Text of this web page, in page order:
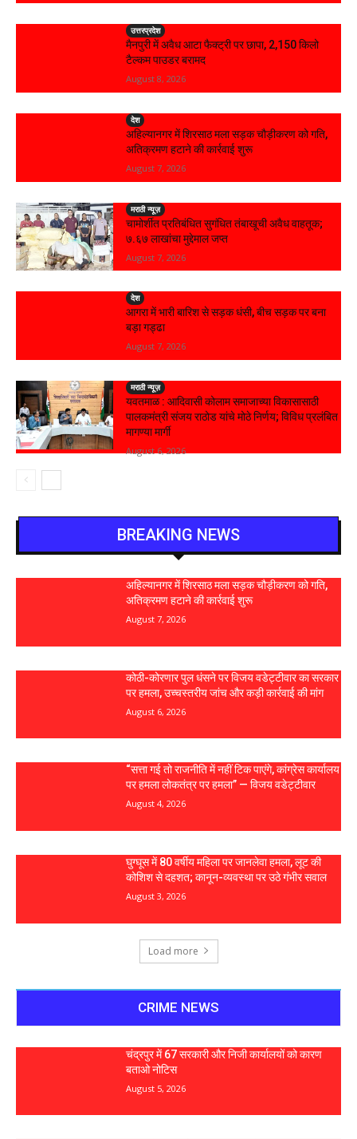
उत्तरप्रदेश
मैनपुरी में अवैध आटा फैक्ट्री पर छापा, 2,150 किलो
टैल्कम पाउडर बरामद
August 8, 2026
देश
अहिल्यानगर में शिरसाठ मला सड़क चौड़ीकरण को गति,
अतिक्रमण हटाने की कार्रवाई शुरू
August 7, 2026
मराठी न्यूज़
चामोर्शीत प्रतिबंधित सुगंधित तंबाखूची अवैध वाहतूक;
₹७.६७ लाखांचा मुद्देमाल जप्त
August 7, 2026
देश
आगरा में भारी बारिश से सड़क धंसी, बीच सड़क पर बना
बड़ा गड्ढा
August 7, 2026
मराठी न्यूज़
यवतमाळ : आदिवासी कोलाम समाजाच्या विकासासाठी
पालकमंत्री संजय राठोड यांचे मोठे निर्णय; विविध प्रलंबित
मागण्या मार्गी
August 6, 2026
BREAKING NEWS
अहिल्यानगर में शिरसाठ मला सड़क चौड़ीकरण को गति,
अतिक्रमण हटाने की कार्रवाई शुरू
August 7, 2026
कोठी-कोरणार पुल धंसने पर विजय वडेट्टीवार का सरकार
पर हमला, उच्चस्तरीय जांच और कड़ी कार्रवाई की मांग
August 6, 2026
“सत्ता गई तो राजनीति में नहीं टिक पाएंगे, कांग्रेस कार्यालय
पर हमला लोकतंत्र पर हमला” — विजय वडेट्टीवार
August 4, 2026
घुग्घूस में 80 वर्षीय महिला पर जानलेवा हमला, लूट की
कोशिश से दहशत; कानून-व्यवस्था पर उठे गंभीर सवाल
August 3, 2026
Load more
CRIME NEWS
चंद्रपुर में 67 सरकारी और निजी कार्यालयों को कारण
बताओ नोटिस
August 5, 2026